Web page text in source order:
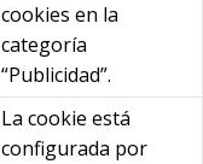
cookies en la
categoría
“Publicidad”.
La cookie está
configurada por